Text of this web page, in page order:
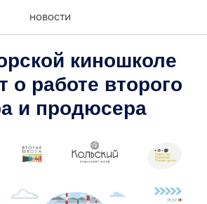
НОВОСТИ
киношколе
о работе второго
и продюсера